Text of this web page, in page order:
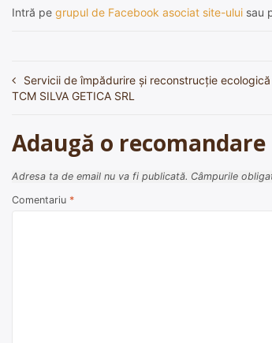
Intră pe grupul de Facebook asociat site-ului sau
Navigare
articole
Servicii de împădurire și reconstrucție ecologică
TCM SILVA GETICA SRL
Adaugă o recomandare
Adresa ta de email nu va fi publicată. Câmpurile
Comentariu *